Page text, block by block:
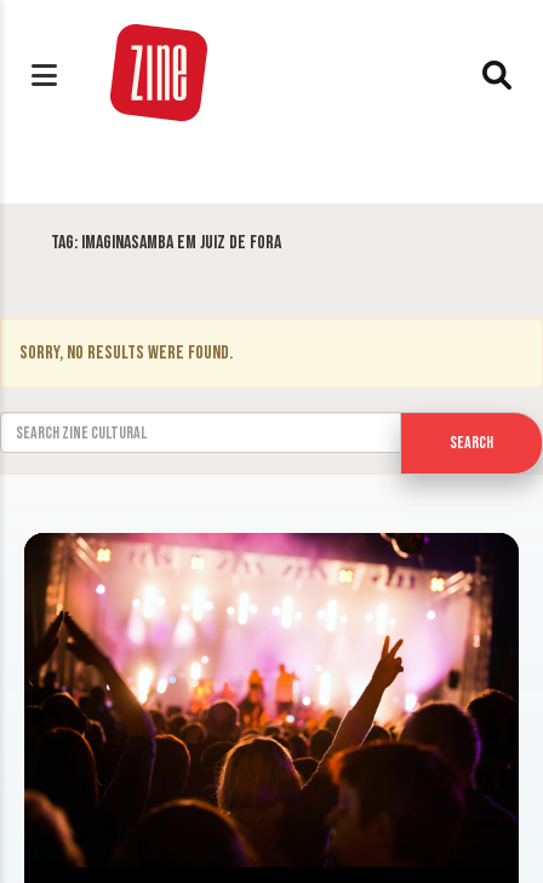
Tag: Imaginasamba em Juiz de Fora
Sorry, no results were found.
Search for:
Search